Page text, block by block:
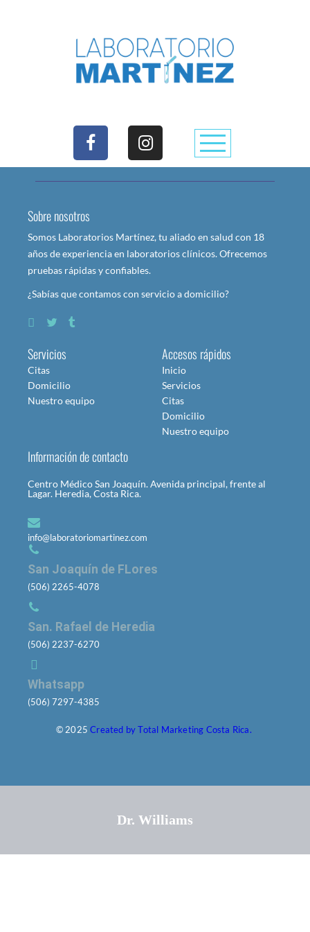
Sobre nosotros
Somos Laboratorios Martínez, tu aliado en salud con 18
años de experiencia en laboratorios clínicos. Ofrecemos
pruebas rápidas y confiables.
¿Sabías que contamos con servicio a domicilio?
Servicios
Citas
Domicilio
Nuestro equipo
Accesos rápidos
Inicio
Servicios
Citas
Domicilio
Nuestro equipo
Información de contacto
Centro Médico San Joaquín. Avenida principal, frente al
Lagar. Heredia, Costa Rica.
info@laboratoriomartinez.com
San Joaquín de FLores
(506) 2265-4078
San. Rafael de Heredia
(506) 2237-6270
Whatsapp
(506) 7297-4385
© 2025 Created by Total Marketing Costa Rica.
Dr. Williams